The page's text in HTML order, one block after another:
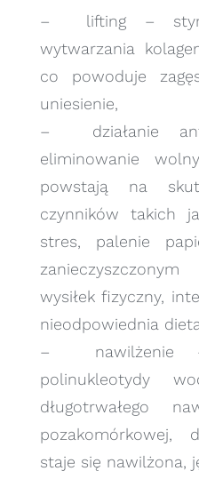
– lifting –
wytwarzania
co powoduje
uniesienie,
– działanie
eliminowanie
powstają na
czynników takich
stres, palenie
wysiłek fizyczny,
nieodpowiednia
– nawilżenie –
polinukleotydy
długotrwałego
pozakomórkowej,
staje się nawilżona,